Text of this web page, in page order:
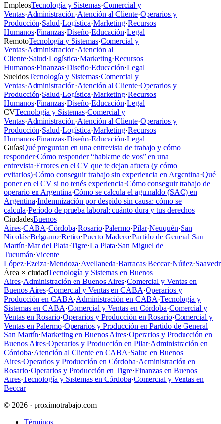
EmpleosTecnología y Sistemas·Comercial y
Ventas·Administración·Atención al Cliente·Operarios y
Producción·Salud·Logística·Marketing·Recursos
Humanos·Finanzas·Diseño·Educación·Legal
RemotoTecnología y Sistemas·Comercial y
Ventas·Administración·Atención al
Cliente·Salud·Logística·Marketing·Recursos
Humanos·Finanzas·Diseño·Educación·Legal
SueldosTecnología y Sistemas·Comercial y
Ventas·Administración·Atención al Cliente·Operarios y
Producción·Salud·Logística·Marketing·Recursos
Humanos·Finanzas·Diseño·Educación·Legal
CVTecnología y Sistemas·Comercial y
Ventas·Administración·Atención al Cliente·Operarios y
Producción·Salud·Logística·Marketing·Recursos
Humanos·Finanzas·Diseño·Educación·Legal
GuíasQué preguntan en una entrevista de trabajo y cómo
responder·Cómo responder “hablame de vos” en una
entrevista·Errores en el CV que te dejan afuera (y cómo
evitarlos)·Cómo conseguir trabajo sin experiencia en Argentina·Qué
poner en el CV si no tenés experiencia·Cómo conseguir trabajo de
operario en Argentina·Cómo se calcula el aguinaldo (SAC) en
Argentina·Indemnización por despido sin causa: cómo se
calcula·Período de prueba laboral: cuánto dura y tus derechos
CiudadesBuenos
Aires·CABA·Córdoba·Rosario·Palermo·Pilar·Neuquén·San
Nicolás·Belgrano·Retiro·Puerto Madero·Partido de General San
Martín·Mar del Plata·Tigre·La Plata·San Miguel de
Tucumán·Vicente
López·Ezeiza·Mendoza·Avellaneda·Barracas·Beccar·Núñez·
Área × ciudadTecnología y Sistemas en Buenos
Aires·Administración en Buenos Aires·Comercial y Ventas en
Buenos Aires·Comercial y Ventas en CABA·Operarios y
Producción en CABA·Administración en CABA·Tecnología y
Sistemas en CABA·Comercial y Ventas en Córdoba·Comercial y
Ventas en Rosario·Operarios y Producción en Rosario·Comercial y
Ventas en Palermo·Operarios y Producción en Partido de General
San Martín·Marketing en Buenos Aires·Operarios y Producción en
Buenos Aires·Operarios y Producción en Pilar·Administración en
Córdoba·Atención al Cliente en CABA·Salud en Buenos
Aires·Operarios y Producción en Córdoba·Administración en
Rosario·Operarios y Producción en Tigre·Finanzas en Buenos
Aires·Tecnología y Sistemas en Córdoba·Comercial y Ventas en
Beccar
© 2026 · proximotrabajo.com
Términos